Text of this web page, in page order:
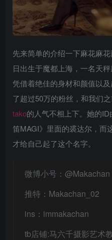
先来简单的介绍一下麻花麻
日出生于魔都上海，一名天
凭借着绝佳的身材和颜值以
了超过50万的粉丝，和我们
tako的人气不相上下。她的
笛MAGI》里面的裘达尔，而
才给自己起了这个名字。
微博小号：@Makachan
推特：Makachan_02
ins：immakachan
tb店铺:马六千摄影艺术